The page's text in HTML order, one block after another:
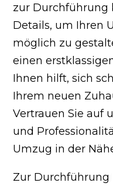
zur Durchführung
Details, um Ihren
möglich zu
einen
Ihnen hilft, sich
Ihrem neuen
Vertrauen Sie auf
und
Umzug in der
Zur Durchführung